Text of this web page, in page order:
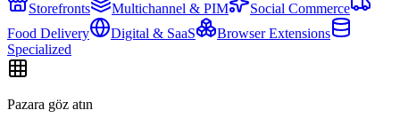
Storefronts
Multichannel & PIM
Social Commerce
Food Delivery
Digital & SaaS
Browser Extensions
Specialized
Pazara göz atın